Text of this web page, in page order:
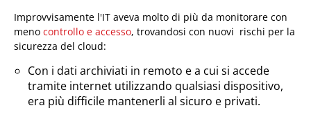
Improvvisamente l'IT aveva molto di più da monitorare con
meno controllo e accesso, trovandosi con nuovi rischi per la
sicurezza del cloud:
Con i dati archiviati in remoto e a cui si accede
tramite internet utilizzando qualsiasi dispositivo,
era più difficile mantenerli al sicuro e privati.